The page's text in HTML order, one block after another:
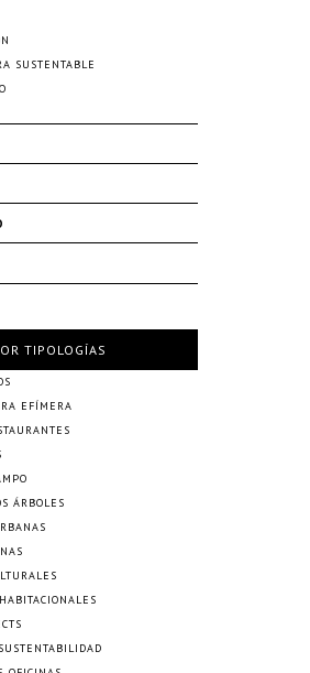
SUSTENTABLE
TIPOLOGÍAS
EFÍMERA
ÁRBOLES